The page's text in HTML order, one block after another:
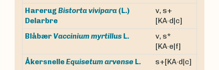
HarerugBistorta vivipara (L.)
Delarbre
v, s+
[KA·d|c]
BlåbærVaccinium myrtillus L.
v, s*
[KA·e|f]
ÅkersnelleEquisetum arvense L.
s+[KA·d|c]